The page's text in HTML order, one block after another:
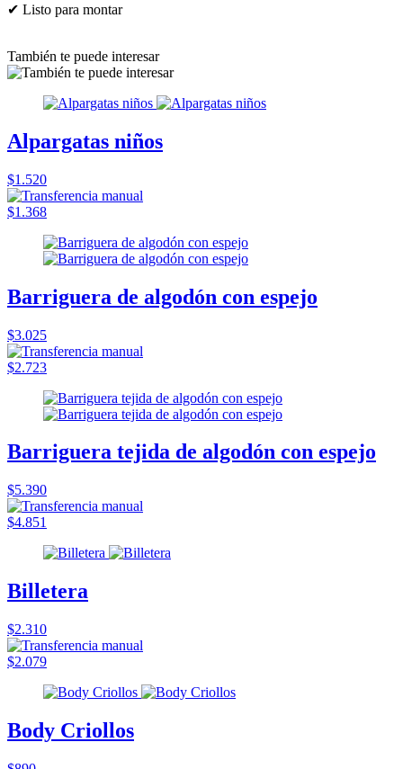
✔ Listo para montar
También te puede interesar
Alpargatas niños
$1.520
$1.368
Barriguera de algodón con espejo
$3.025
$2.723
Barriguera tejida de algodón con espejo
$5.390
$4.851
Billetera
$2.310
$2.079
Body Criollos